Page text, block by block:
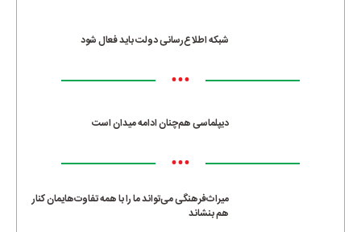
شبکه اطلاع‌رسانی دولت باید فعال شود
•••
دیپلماسی هم‌چنان ادامه میدان است
•••
میراث‌فرهنگی می‌تواند ما را با همه تفاوت‌هایمان کنار
هم بنشاند